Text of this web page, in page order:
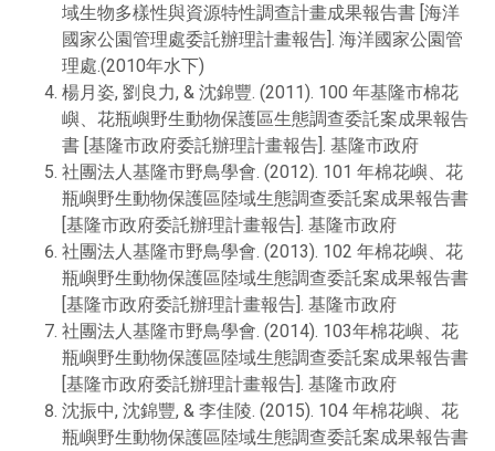
域生物多樣性與資源特性調查計畫成果報告書 [海洋
國家公園管理處委託辦理計畫報告]. 海洋國家公園管
理處.(2010年水下)
楊月姿, 劉良力, & 沈錦豐. (2011). 100 年基隆市棉花
嶼、花瓶嶼野生動物保護區生態調查委託案成果報告
書 [基隆市政府委託辦理計畫報告]. 基隆市政府
社團法人基隆市野鳥學會. (2012). 101 年棉花嶼、花
瓶嶼野生動物保護區陸域生態調查委託案成果報告書
[基隆市政府委託辦理計畫報告]. 基隆市政府
社團法人基隆市野鳥學會. (2013). 102 年棉花嶼、花
瓶嶼野生動物保護區陸域生態調查委託案成果報告書
[基隆市政府委託辦理計畫報告]. 基隆市政府
社團法人基隆市野鳥學會. (2014). 103年棉花嶼、花
瓶嶼野生動物保護區陸域生態調查委託案成果報告書
[基隆市政府委託辦理計畫報告]. 基隆市政府
沈振中, 沈錦豐, & 李佳陵. (2015). 104 年棉花嶼、花
瓶嶼野生動物保護區陸域生態調查委託案成果報告書